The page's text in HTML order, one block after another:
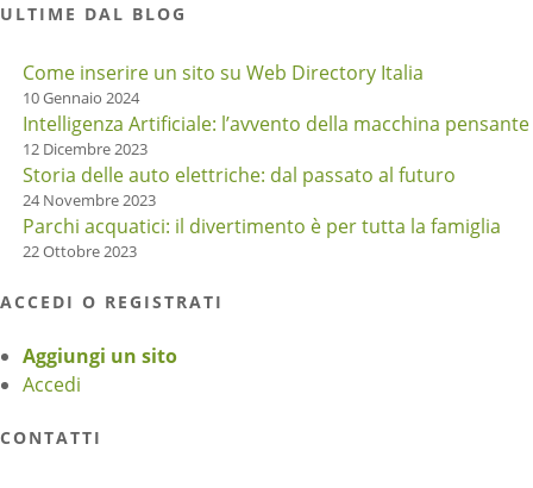
ULTIME DAL BLOG
Come inserire un sito su Web Directory Italia
10 Gennaio 2024
Intelligenza Artificiale: l’avvento della macchina pensante
12 Dicembre 2023
Storia delle auto elettriche: dal passato al futuro
24 Novembre 2023
Parchi acquatici: il divertimento è per tutta la famiglia
22 Ottobre 2023
ACCEDI O REGISTRATI
Aggiungi un sito
Accedi
CONTATTI